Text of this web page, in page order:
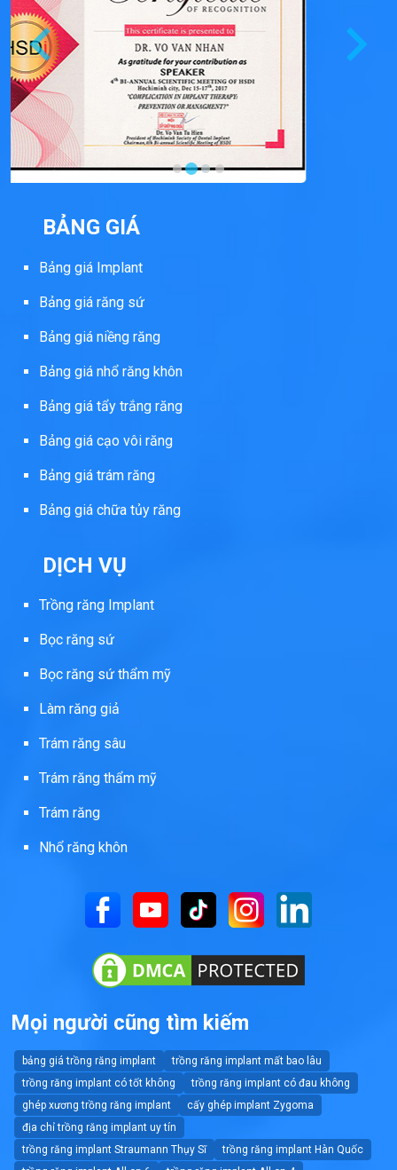
BẢNG GIÁ
Bảng giá Implant
Bảng giá răng sứ
Bảng giá niềng răng
Bảng giá nhổ răng khôn
Bảng giá tẩy trắng răng
Bảng giá cạo vôi răng
Bảng giá trám răng
Bảng giá chữa tủy răng
DỊCH VỤ
Trồng răng Implant
Bọc răng sứ
Bọc răng sứ thẩm mỹ
Làm răng giả
Trám răng sâu
Trám răng thẩm mỹ
Trám răng
Nhổ răng khôn
Mọi người cũng tìm kiếm
bảng giá trồng răng implant
trồng răng implant mất bao lâu
trồng răng implant có tốt không
trồng răng implant có đau không
ghép xương trồng răng implant
cấy ghép implant Zygoma
địa chỉ trồng răng implant uy tín
trồng răng implant Straumann Thụy Sĩ
trồng răng implant Hàn Quốc